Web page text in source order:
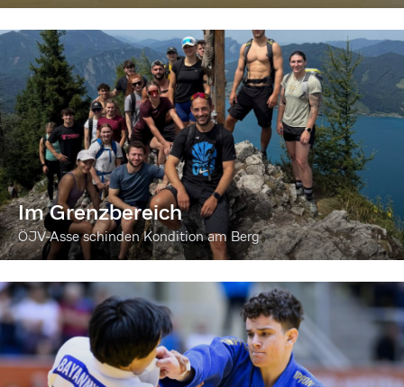
Im Grenzbereich
ÖJV-Asse schinden Kondition am Berg